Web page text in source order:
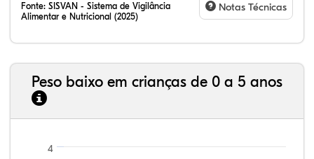
Fonte: SISVAN - Sistema de Vigilância
Alimentar e Nutricional (2025)
Notas Técnicas
Peso baixo em crianças de 0 a 5 anos
4